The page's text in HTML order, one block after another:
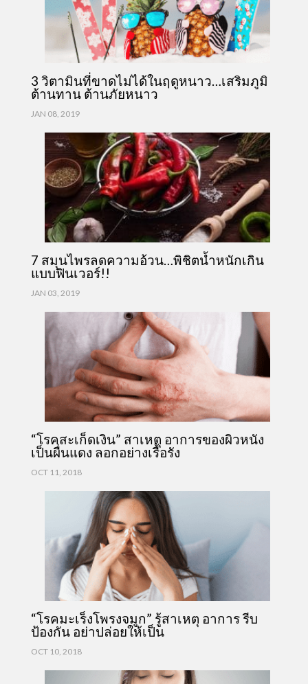
3 วิตามินที่ขาดไม่ได้ในฤดูหนาว…เสริมภูมิ
ต้านทาน ต้านภัยหนาว
JAN 08, 2019
7 สมุนไพรลดความอ้วน…พิชิตน้ำหนักเกิน
แบบฟินเวอร์!!
JAN 03, 2019
“โรคสะเก็ดเงิน” สาเหตุ อาการของผิวหนัง
เป็นผื่นแดง ลอกอย่างเรื้อรัง
OCT 11, 2018
“โรคมะเร็งโพรงจมูก” รู้สาเหตุ อาการ รีบ
ป้องกัน อย่าปล่อยให้เป็น
OCT 10, 2018